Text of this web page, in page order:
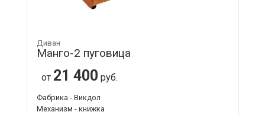
Диван
Манго-2 пуговица
от 21 400 руб.
Фабрика - Викдол
Механизм - книжка